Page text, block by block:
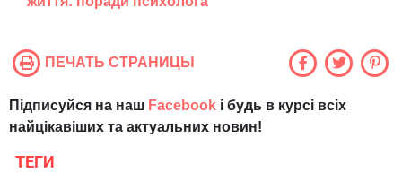
ПЕЧАТЬ СТРАНИЦЫ
Підписуйся на наш Facebook і будь в курсі всіх
найцікавіших та актуальних новин!
ТЕГИ